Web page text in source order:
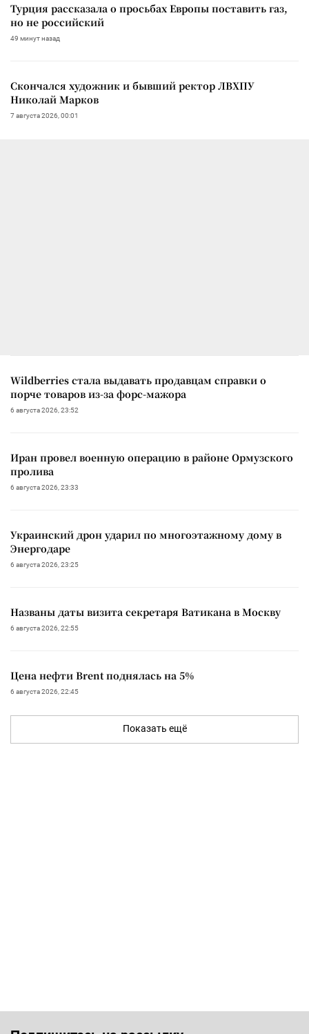
Турция рассказала о просьбах Европы поставить газ,
но не российский
49 минут назад
Скончался художник и бывший ректор ЛВХПУ
Николай Марков
7 августа 2026, 00:01
Wildberries стала выдавать продавцам справки о
порче товаров из-за форс-мажора
6 августа 2026, 23:52
Иран провел военную операцию в районе Ормузского
пролива
6 августа 2026, 23:33
Украинский дрон ударил по многоэтажному дому в
Энергодаре
6 августа 2026, 23:25
Названы даты визита секретаря Ватикана в Москву
6 августа 2026, 22:55
Цена нефти Brent поднялась на 5%
6 августа 2026, 22:45
Показать ещё